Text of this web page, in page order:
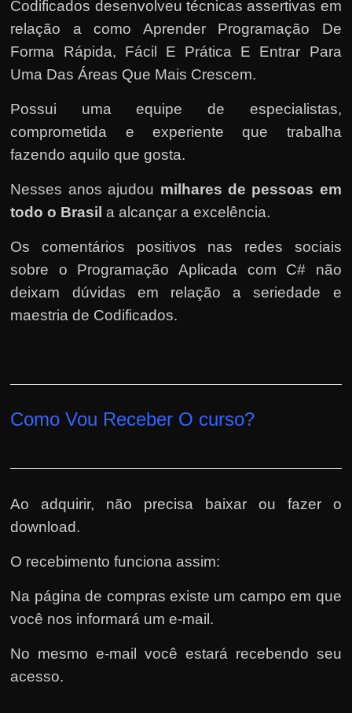
Codificados desenvolveu técnicas assertivas em
relação a como Aprender Programação De
Forma Rápida, Fácil E Prática E Entrar Para
Uma Das Áreas Que Mais Crescem.
Possui uma equipe de especialistas,
comprometida e experiente que trabalha
fazendo aquilo que gosta.
Nesses anos ajudou milhares de pessoas em
todo o Brasil a alcançar a excelência.
Os comentários positivos nas redes sociais
sobre o Programação Aplicada com C# não
deixam dúvidas em relação a seriedade e
maestria de Codificados.
Como Vou Receber O curso?
Ao adquirir, não precisa baixar ou fazer o
download.
O recebimento funciona assim:
Na página de compras existe um campo em que
você nos informará um e-mail.
No mesmo e-mail você estará recebendo seu
acesso.